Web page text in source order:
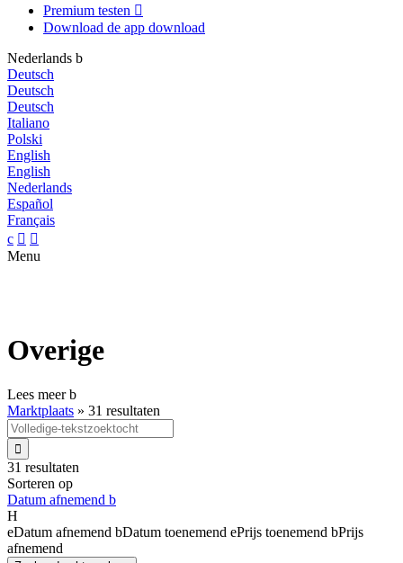
Premium testen 
Download de app download
Nederlands b
Deutsch
Deutsch
Deutsch
Italiano
Polski
English
English
Nederlands
Español
Français
c  
Menu
Overige
Lees meerb
Marktplaats » 31 resultaten

31 resultaten
Sorteren op
Datum afnemend b
H
eDatum afnemend bDatum toenemend ePrijs toenemend bPrijs
afnemend